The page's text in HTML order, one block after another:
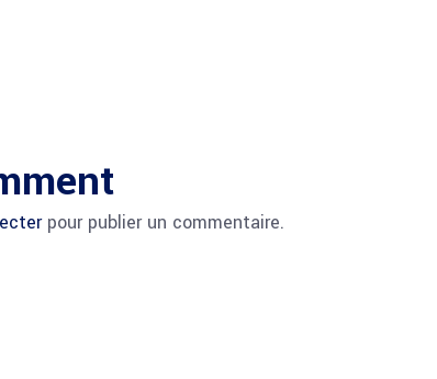
pour publier un commentaire.